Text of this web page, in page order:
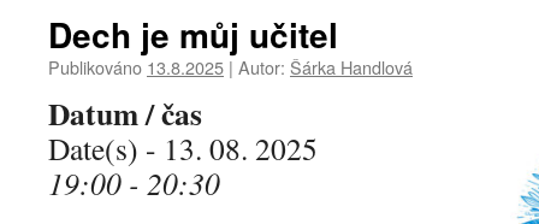
Dech je můj učitel
Publikováno 13.8.2025 | Autor: Šárka Handlová
Datum / čas
Date(s) - 13. 08. 2025
19:00 - 20:30